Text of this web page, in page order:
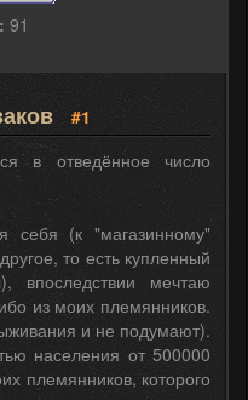
91
#1
в отведённое число
(к "магазинному"
то есть купленный
впоследствии мечтаю
из моих племянников.
и не подумают).
населения от 500000
племянников, которого